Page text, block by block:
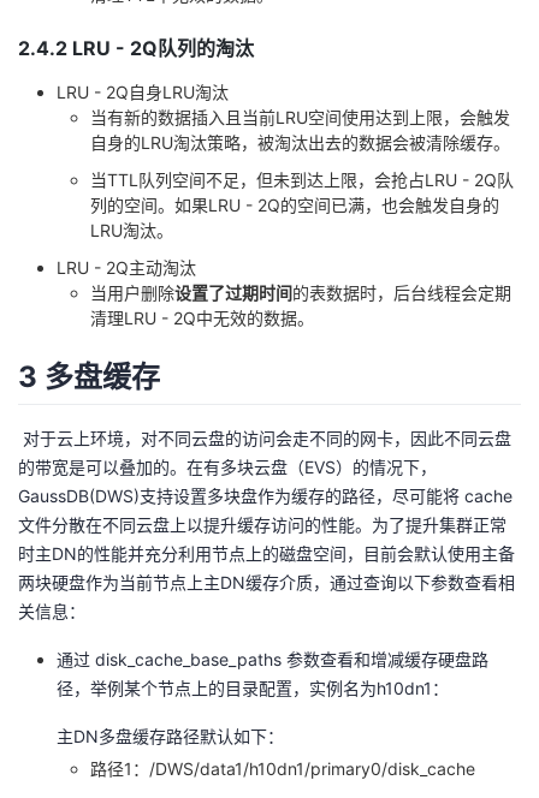
2.4.2 LRU - 2Q队列的淘汰
LRU - 2Q自身LRU淘汰
当有新的数据插入且当前LRU空间使用达到上限，会触发
自身的LRU淘汰策略，被淘汰出去的数据会被清除缓存。
当TTL队列空间不足，但未到达上限，会抢占LRU - 2Q队
列的空间。如果LRU - 2Q的空间已满，也会触发自身的
LRU淘汰。
LRU - 2Q主动淘汰
当用户删除设置了过期时间的表数据时，后台线程会定期
清理LRU - 2Q中无效的数据。
3 多盘缓存
​ 对于云上环境，对不同云盘的访问会走不同的网卡，因此不同云盘
的带宽是可以叠加的。在有多块云盘（EVS）的情况下，
GaussDB(DWS)支持设置多块盘作为缓存的路径，尽可能将 cache
文件分散在不同云盘上以提升缓存访问的性能。为了提升集群正常
时主DN的性能并充分利用节点上的磁盘空间，目前会默认使用主备
两块硬盘作为当前节点上主DN缓存介质，通过查询以下参数查看相
关信息：
通过 disk_cache_base_paths 参数查看和增减缓存硬盘路
径，举例某个节点上的目录配置，实例名为h10dn1：
主DN多盘缓存路径默认如下：
路径1：/DWS/data1/h10dn1/primary0/disk_cache